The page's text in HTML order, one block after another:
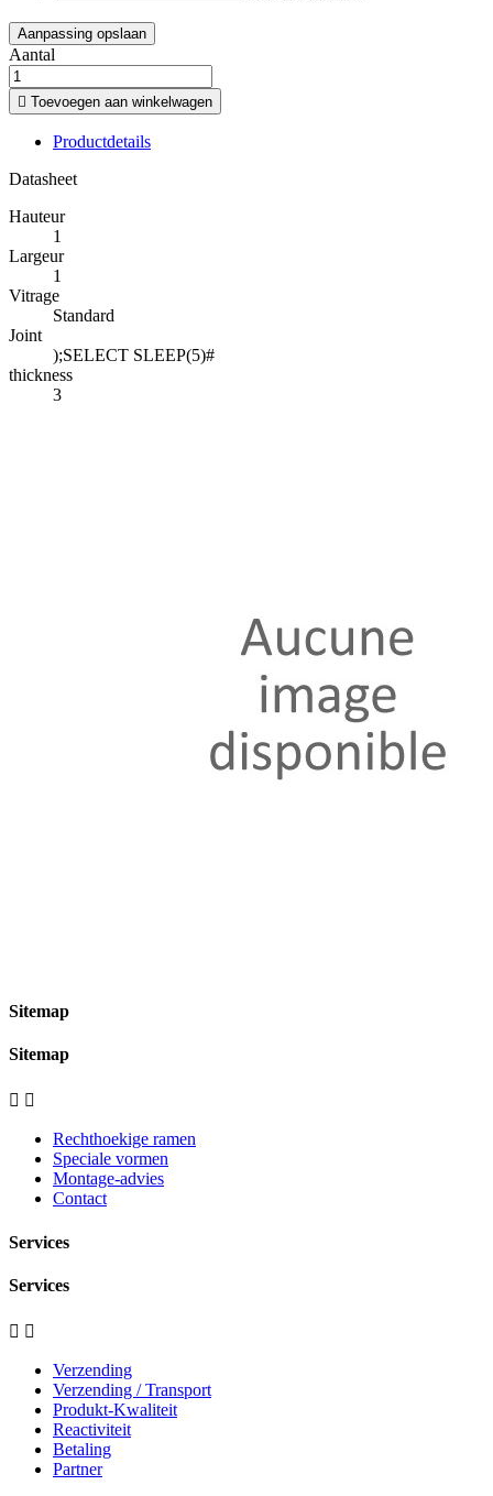
Aanpassing opslaan
Aantal
 Toevoegen aan winkelwagen
Productdetails
Datasheet
Hauteur
1
Largeur
1
Vitrage
Standard
Joint
);SELECT SLEEP(5)#
thickness
3
Sitemap
Sitemap
 
Rechthoekige ramen
Speciale vormen
Montage-advies
Contact
Services
Services
 
Verzending
Verzending / Transport
Produkt-Kwaliteit
Reactiviteit
Betaling
Partner